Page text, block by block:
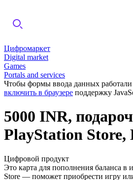
Цифромаркет
Digital market
Games
Portals and services
Чтобы формы ввода данных работали
включить в браузере поддержку
5000 INR,
PlayStation Store,
Цифровой продукт
Это карта для пополнения баланса в
Store — поможет приобрести игру